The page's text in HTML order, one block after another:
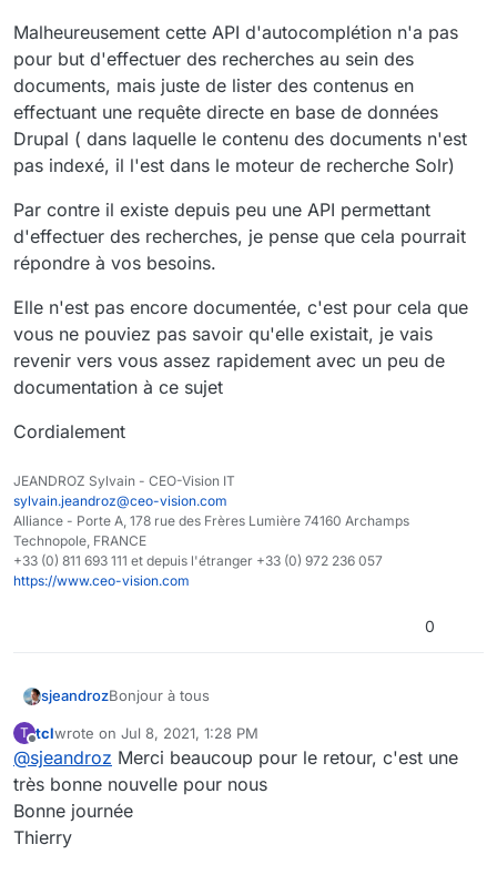
Malheureusement cette API d'autocomplétion n'a pas
pour but d'effectuer des recherches au sein des
documents, mais juste de lister des contenus en
effectuant une requête directe en base de données
Drupal ( dans laquelle le contenu des documents n'est
pas indexé, il l'est dans le moteur de recherche Solr)
Par contre il existe depuis peu une API permettant
d'effectuer des recherches, je pense que cela pourrait
répondre à vos besoins.
Elle n'est pas encore documentée, c'est pour cela que
vous ne pouviez pas savoir qu'elle existait, je vais
revenir vers vous assez rapidement avec un peu de
documentation à ce sujet
Cordialement
JEANDROZ Sylvain - CEO-Vision IT
sylvain.jeandroz@ceo-vision.com
Alliance - Porte A, 178 rue des Frères Lumière 74160 Archamps
Technopole, FRANCE
+33 (0) 811 693 111 et depuis l'étranger +33 (0) 972 236 057
https://www.ceo-vision.com
0
sjeandrozBonjour à tous
Malheureusement cette API d'autocomplétion n'a
pas pour but d'effectuer des recherches au sein
des documents, mais juste de lister des contenus en
effectuant une requête directe en base de données
Drupal ( dans laquelle le contenu des documents
Par contre il existe depuis peu une API permettant
d'effectuer des recherches, je pense que cela
pourrait répondre à vos besoins.
Elle n'est pas encore documentée, c'est pour cela
T
Offline
tclwrote on Jul 8, 2021, 1:28 PM
last edited by
@sjeandroz Merci beaucoup pour le retour, c'est une
très bonne nouvelle pour nous
Bonne journée
Thierry